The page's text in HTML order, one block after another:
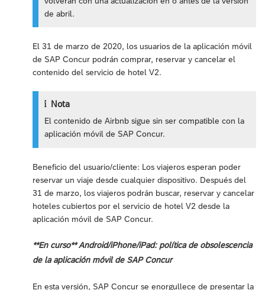
de abril.
El 31 de marzo de 2020, los usuarios de la aplicación móvil
de SAP Concur podrán comprar, reservar y cancelar el
contenido del servicio de hotel V2.
Nota
El contenido de Airbnb sigue sin ser compatible con la
aplicación móvil de SAP Concur.
Beneficio del usuario/cliente: Los viajeros esperan poder
reservar un viaje desde cualquier dispositivo. Después del
31 de marzo, los viajeros podrán buscar, reservar y cancelar
hoteles cubiertos por el servicio de hotel V2 desde la
aplicación móvil de SAP Concur.
**En curso** Android/iPhone/iPad: política de obsolescencia
de la aplicación móvil de SAP Concur
En esta versión, SAP Concur se enorgullece de presentar la